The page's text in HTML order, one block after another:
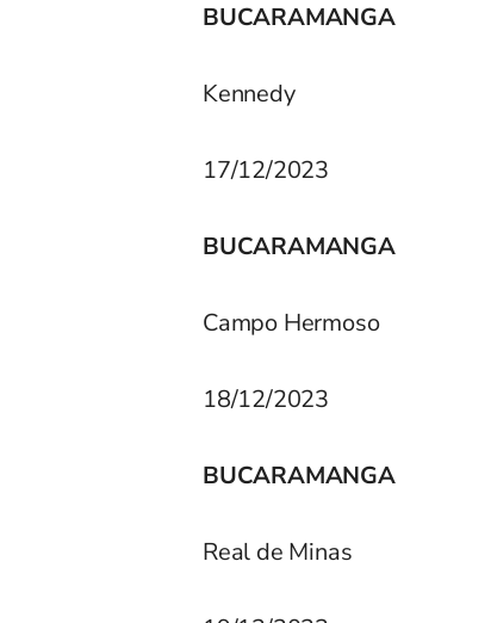
BUCARAMANGA
Kennedy
17/12/2023
BUCARAMANGA
Campo Hermoso
18/12/2023
BUCARAMANGA
Real de Minas